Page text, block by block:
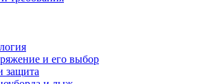
и его выбор
защита